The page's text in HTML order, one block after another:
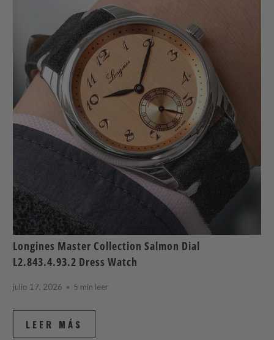
Longines Master Collection Salmon Dial
L2.843.4.93.2 Dress Watch
julio 17, 2026 5 min leer
LEER MÁS